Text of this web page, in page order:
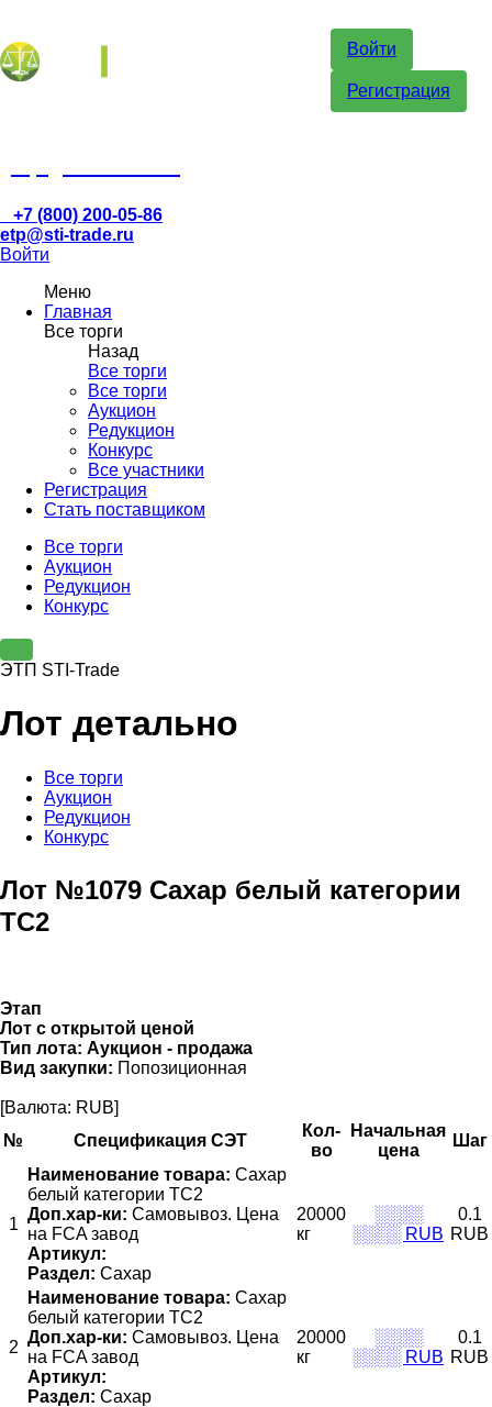
Войти
Регистрация
+7 (800) 200-05-86
etp@sti-trade.ru
Войти
Меню
Главная
Все торги
Назад
Все торги
Все торги
Аукцион
Редукцион
Конкурс
Все участники
Регистрация
Стать поставщиком
Все торги
Аукцион
Редукцион
Конкурс
ЭТП STI-Trade
Лот детально
Все торги
Аукцион
Редукцион
Конкурс
Лот №1079 Сахар белый категории
ТС2
Этап
Лот с открытой ценой
Тип лота: Аукцион - продажа
Вид закупки: Попозиционная
[Валюта: RUB]
№
Спецификация СЭТ
Кол-
во
Начальная
цена
Шаг
1
Наименование товара: Сахар
белый категории ТС2
Доп.хар-ки: Самовывоз. Цена
на FCA завод
Артикул:
Раздел: Сахар
20000
кг
░░░░
░░░░ RUB
0.1
RUB
2
Наименование товара: Сахар
белый категории ТС2
Доп.хар-ки: Самовывоз. Цена
на FCA завод
Артикул:
Раздел: Сахар
20000
кг
░░░░
░░░░ RUB
0.1
RUB